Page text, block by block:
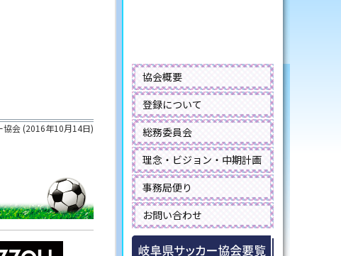
協会 (2016年10月14日)
協会概要
登録について
総務委員会
理念・ビジョン・中期計画
事務局便り
お問い合わせ